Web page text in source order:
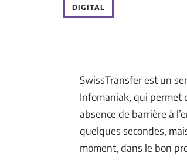
DIGITAL
SwissTransfer est un
Infomaniak, qui permet
absence de barrière à
quelques secondes,
moment, dans le bon